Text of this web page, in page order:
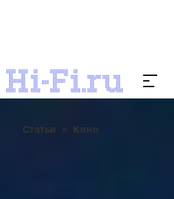
Статьи Кино